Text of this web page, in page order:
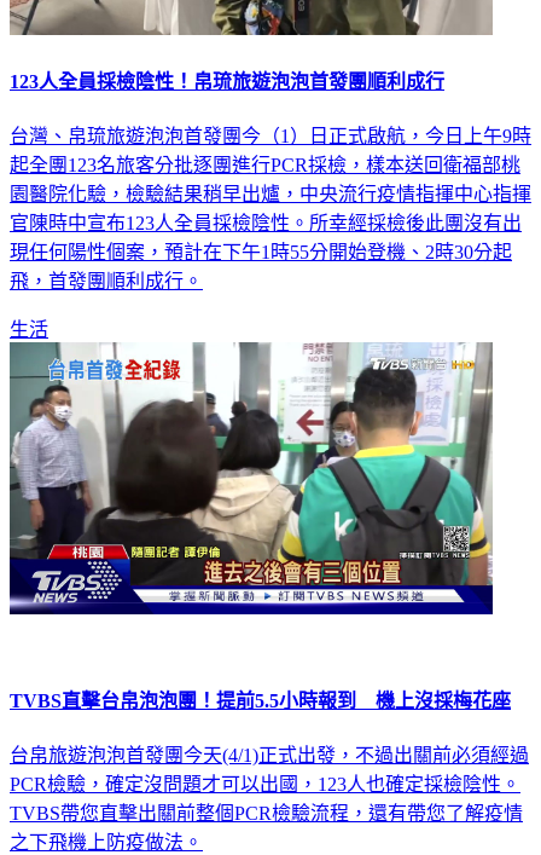
123人全員採檢陰性！帛琉旅遊泡泡首發團順利成行
台灣、帛琉旅遊泡泡首發團今（1）日正式啟航，今日上午9時
起全團123名旅客分批逐團進行PCR採檢，樣本送回衛福部桃
園醫院化驗，檢驗結果稍早出爐，中央流行疫情指揮中心指揮
官陳時中宣布123人全員採檢陰性。所幸經採檢後此團沒有出
現任何陽性個案，預計在下午1時55分開始登機、2時30分起
飛，首發團順利成行。
生活
TVBS直擊台帛泡泡團！提前5.5小時報到 機上沒採梅花座
台帛旅遊泡泡首發團今天(4/1)正式出發，不過出關前必須經過
PCR檢驗，確定沒問題才可以出國，123人也確定採檢陰性。
TVBS帶您直擊出關前整個PCR檢驗流程，還有帶您了解疫情
之下飛機上防疫做法。